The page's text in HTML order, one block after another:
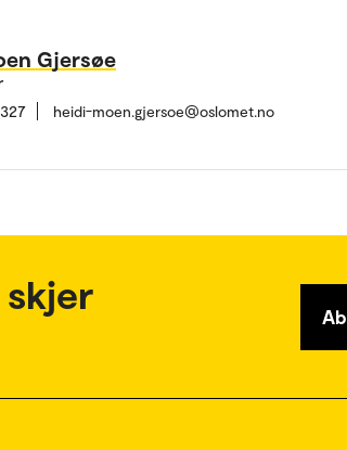
Gjersøe
heidi-moen.gjersoe@oslomet.no